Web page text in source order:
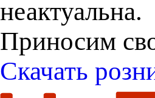
неактуальна.
Приносим
Скачать